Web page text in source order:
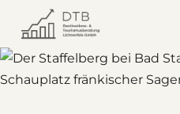
Inhalt
springen